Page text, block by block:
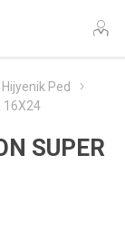
Hijyenik Ped
16X24
SUPER